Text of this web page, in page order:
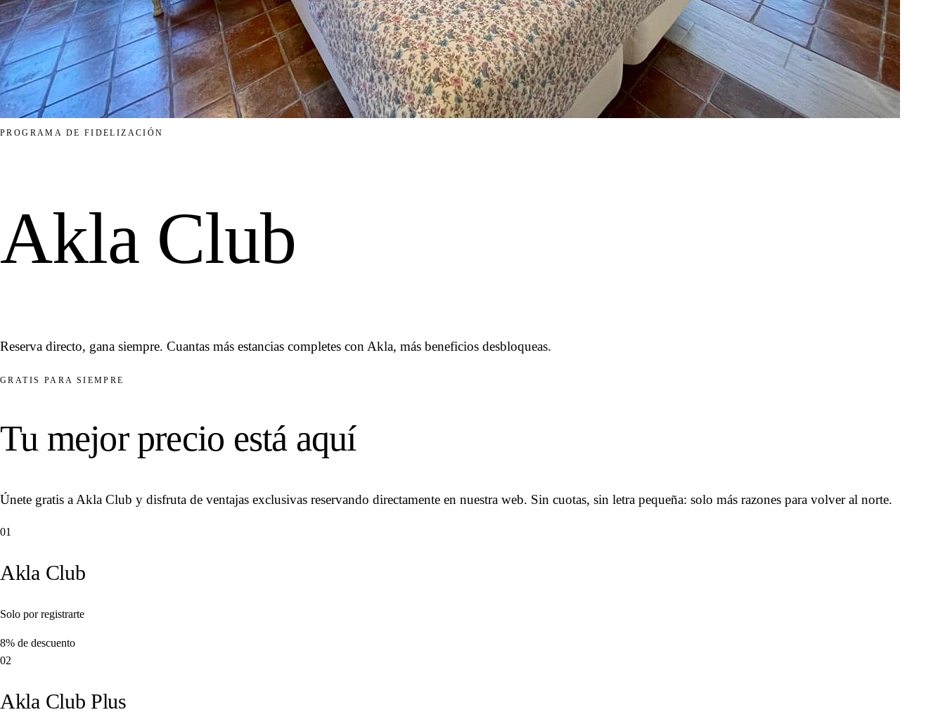
PROGRAMA DE FIDELIZACIÓN
Akla Club
Reserva directo, gana siempre. Cuantas más estancias completes con Akla, más beneficios desbloqueas.
GRATIS PARA SIEMPRE
Tu mejor precio está aquí
Únete gratis a Akla Club y disfruta de ventajas exclusivas reservando directamente en nuestra web. Sin cuotas, sin letra pequeña: solo más razones para volver al norte.
01
Akla Club
Solo por registrarte
8% de descuento
02
Akla Club Plus